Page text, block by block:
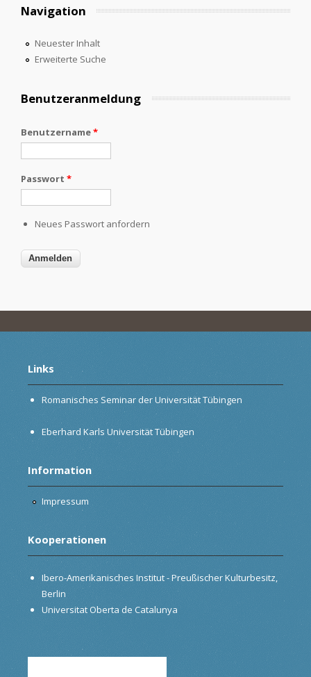
Navigation
Neuester Inhalt
Erweiterte Suche
Benutzeranmeldung
Benutzername*
Passwort *
Neues Passwort anfordern
Links
Romanisches Seminar der Universität Tübingen
Eberhard Karls Universität Tübingen
Information
Impressum
Kooperationen
Ibero-Amerikanisches Institut - Preußischer Kulturbesitz,
Berlin
Universitat Oberta de Catalunya